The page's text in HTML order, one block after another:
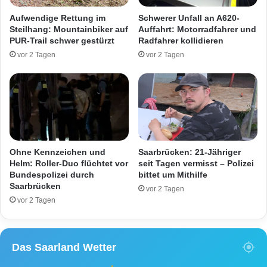
c
k
n
c
h
S
a
a
r
b
r
ü
c
w
i
d
k
o
t
s
c
h
u
b
s
Aufwendige Rettung im
Steilhang: Mountainbiker auf
PUR-Trail schwer gestürzt
vor 2 Tagen
Schwerer Unfall an A620-
Auffahrt: Motorradfahrer und
Radfahrer kollidieren
vor 2 Tagen
Ohne Kennzeichen und
Helm: Roller-Duo flüchtet vor
Bundespolizei durch
Saarbrücken
vor 2 Tagen
Saarbrücken: 21-Jähriger
seit Tagen vermisst – Polizei
bittet um Mithilfe
vor 2 Tagen
Das Saarland Wetter